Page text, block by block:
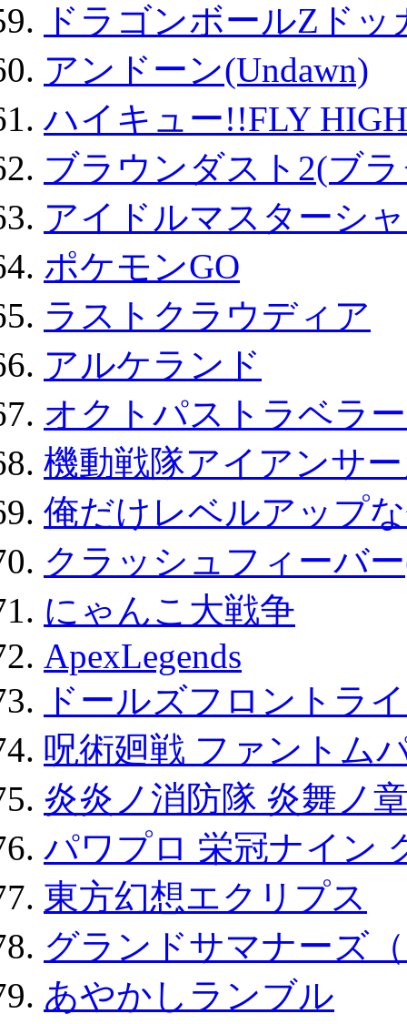
ドラゴンボールZド
アンドーン(Undawn)
ハイキュー!!FLY HIGH
ブラウンダスト2(ブ
アイドルマスターシ
ポケモンGO
ラストクラウディア
アルケランド
オクトパストラベラ
機動戦隊アイアンサ
俺だけレベルアップ
クラッシュフィーバ
にゃんこ大戦争
ApexLegends
ドールズフロントラ
呪術廻戦 ファントム
炎炎ノ消防隊 炎舞ノ
パワプロ 栄冠ナイン
東方幻想エクリプス
グランドサマナーズ
あやかしランブル